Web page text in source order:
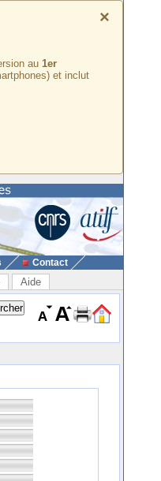
×
au 1er
et inclut
Contact
Aide